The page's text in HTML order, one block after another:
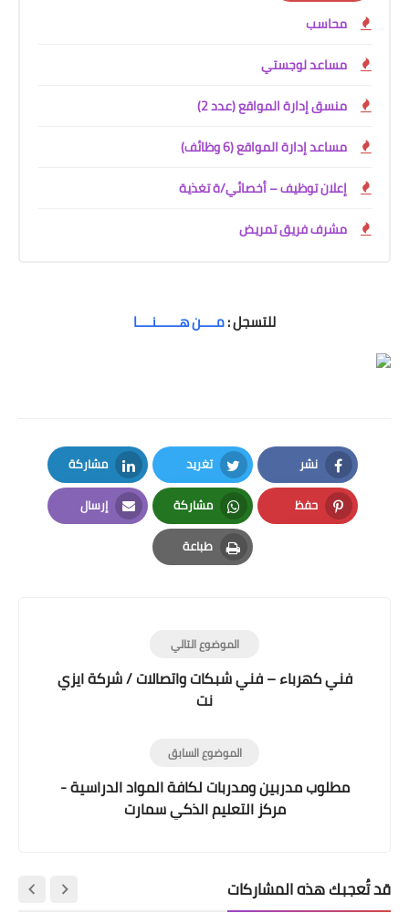
محاسب
مساعد لوجستي
منسق إدارة المواقع (عدد 2)
مساعد إدارة المواقع (6 وظائف)
إعلان توظيف – أخصائي/ة تغذية
مشرف فريق تمريض
للتسجل:مــــن هــــــنــــا
نشر
Facebook
تغريد
Twitter
مشاركة
LinkedIn
حفظ
Pinterest
مشاركة
Whatsapp
إرسال
Email
طباعة
Print
الموضوع التالي
فني كهرباء – فني شبكات واتصالات / شركة ايزي
نت
الموضوع السابق
مطلوب مدربين ومدربات لكافة المواد الدراسية -
مركز التعليم الذكي سمارت
قد تُعجبك هذه المشاركات